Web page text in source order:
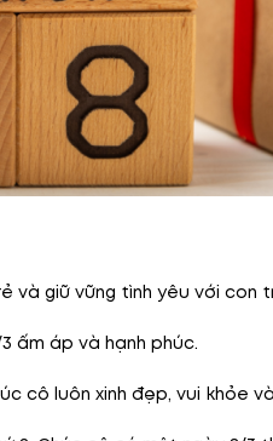
và giữ vững tình yêu với con
ấm áp và hạnh phúc.
cô luôn xinh đẹp, vui khỏe